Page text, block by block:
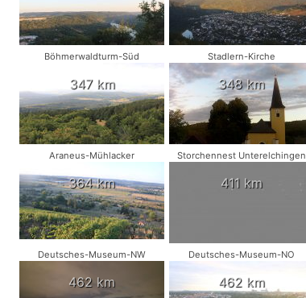
Böhmerwaldturm-Süd
347 km
Stadlern-Kirche
348 km
Araneus-Mühlacker
364 km
Storchennest Unterelchingen
411 km
Deutsches-Museum-NW
462 km
Deutsches-Museum-NO
462 km